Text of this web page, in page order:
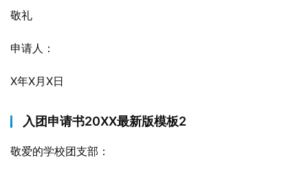
敬礼
申请人：
X年X月X日
入团申请书20XX最新版模板2
敬爱的学校团支部：